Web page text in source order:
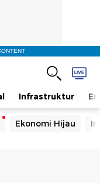
Infrastruktur
Ekonomi Hijau